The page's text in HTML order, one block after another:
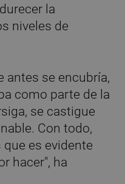
la
niveles de
antes se encubría,
como parte de la
se castigue
Con todo,
es evidente
hacer", ha